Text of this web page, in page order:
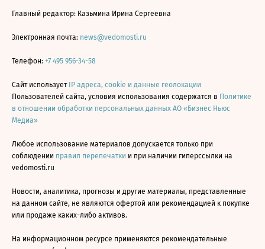
Главный редактор: Казьмина Ирина Сергеевна
Электронная почта: news@vedomosti.ru
Телефон: +7 495 956-34-58
Сайт использует IP адреса, cookie и данные геолокации
Пользователей сайта, условия использования содержатся в Политике
в отношении обработки персональных данных АО «Бизнес Ньюс
Медиа»
Любое использование материалов допускается только при
соблюдении правил перепечатки и при наличии гиперссылки на
vedomosti.ru
Новости, аналитика, прогнозы и другие материалы, представленные
на данном сайте, не являются офертой или рекомендацией к покупке
или продаже каких-либо активов.
На информационном ресурсе применяются рекомендательные